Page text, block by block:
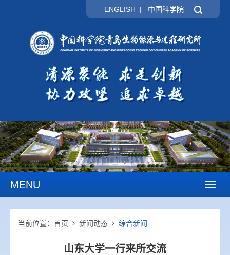
ENGLISH | 中国科学院
MENU
当前位置： 首页 新闻动态 综合新闻
山东大学一行来所交流